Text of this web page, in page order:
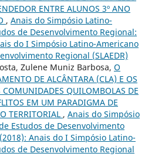
ENTRE ALUNOS 3º ANO
, Anais do Simpósio Latino-
de Desenvolvimento Regional:
do I Simpósio Latino-Americano
Regional (SLAEDR)
Zulene Muniz Barbosa, O
DE ALCÂNTARA (CLA) E OS
COMUNIDADES QUILOMBOLAS DE
EM UM PARADIGMA DE
TERRITORIAL , Anais do Simpósio
Estudos de Desenvolvimento
Anais do I Simpósio Latino-
de Desenvolvimento Regional